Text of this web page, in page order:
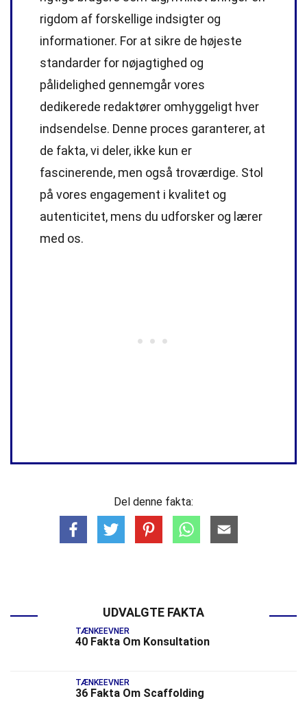
rigdom af forskellige indsigter og
informationer. For at sikre de højeste
standarder for nøjagtighed og
pålidelighed gennemgår vores
dedikerede redaktører omhyggeligt hver
indsendelse. Denne proces garanterer, at
de fakta, vi deler, ikke kun er
fascinerende, men også troværdige. Stol
på vores engagement i kvalitet og
autenticitet, mens du udforsker og lærer
med os.
Del denne fakta:
UDVALGTE FAKTA
TÆNKEEVNER
40 Fakta Om Konsultation
TÆNKEEVNER
36 Fakta Om Scaffolding